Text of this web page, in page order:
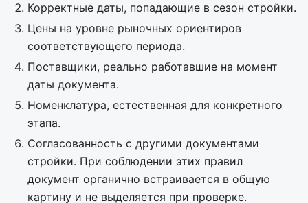
Корректные даты, попадающие в сезон стройки.
Цены на уровне рыночных ориентиров
соответствующего периода.
Поставщики, реально работавшие на момент
даты документа.
Номенклатура, естественная для конкретного
этапа.
Согласованность с другими документами
стройки. При соблюдении этих правил
документ органично встраивается в общую
картину и не выделяется при проверке.